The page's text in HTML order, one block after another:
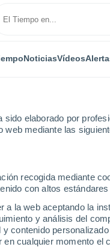
elaborado por
mediante las
recogida mediante
con altos
a la web aceptando la
y análisis del
contenido
en cualquier momento el
NoticiasVídeos
de Baja